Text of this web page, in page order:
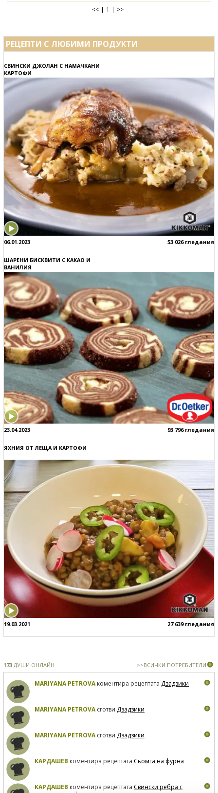
<< 1 >>
РЕЦЕПТИ С ЛЮБИМИ ПРОДУКТИ
СВИНСКИ ДЖОЛАН С НАМАЧКАНИ
КАРТОФИ
06.01.2023 53 026 гледания
ШАРЕНИ БИСКВИТИ С КАКАО И
ВАНИЛИЯ
23.04.2023 93 796 гледания
ЯХНИЯ ОТ ЛЕЩА И КАРТОФИ
19.03.2021 27 639 гледания
173 ДУШИ ОНЛАЙН >>ВСИЧКИ ПОТРЕБИТЕЛИ
MARIYANA PETROVAкоментира рецептата Дзадзики
MARIYANA PETROVAсготви Дзадзики
MARIYANA PETROVAсготви Дзадзики
КАРДАШЕВ коментира рецептата Сьомга на фурна
КАРДАШЕВ коментира рецептата Свински ребра с